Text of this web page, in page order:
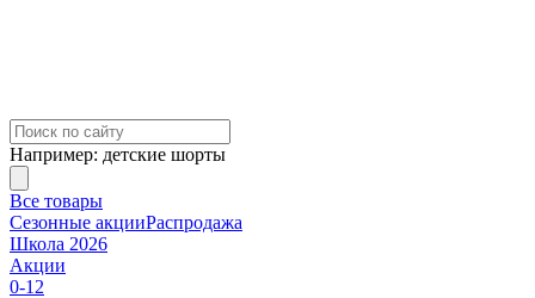
Например: детские шорты
Все товары
Сезонные акцииРаспродажа
Школа 2026
Акции
0-12